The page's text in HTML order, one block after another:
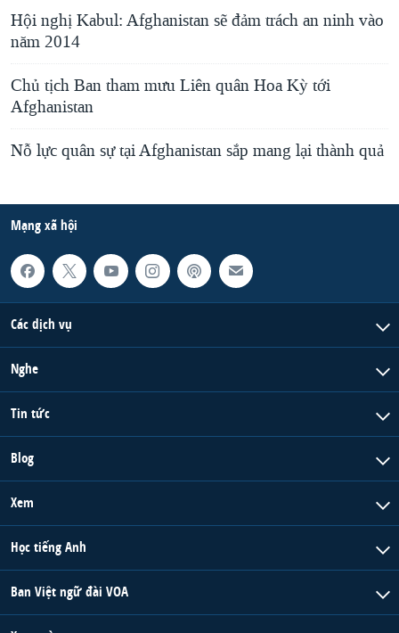
Hội nghị Kabul: Afghanistan sẽ đảm trách an ninh vào
năm 2014
Chủ tịch Ban tham mưu Liên quân Hoa Kỳ tới
Afghanistan
Nỗ lực quân sự tại Afghanistan sắp mang lại thành quả
Mạng xã hội
Các dịch vụ
Nghe
Tin tức
Blog
Xem
Học tiếng Anh
Ban Việt ngữ đài VOA